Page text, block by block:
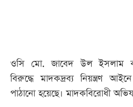
ওসি মো. জাবেদ উল ইসলাম
বিরুদ্ধে মাদকদ্রব্য নিয়ন্ত্রণ
পাঠানো হয়েছে। মাদকবিরোধী